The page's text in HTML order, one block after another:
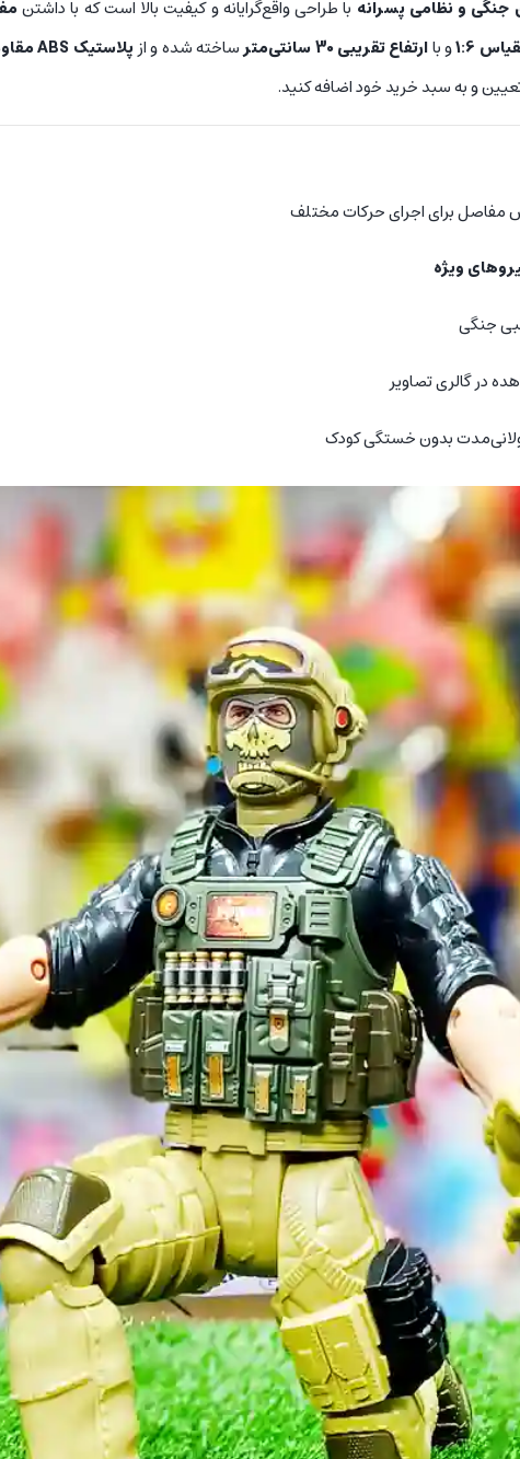
جنگی و نظامی پسرانه با طراحی واقع‌گرایانه و کیفیت بالا است که با داشتن
1:6 و باارتفاع تقریبی 30 سانتی‌متر ساخته شده و ازپلاستیک ABS مقاوم
و به سبد خرید خود اضافه کنید.
مفاصل برای اجرای حرکات مختلف
ویژه
جنگی
در گالری تصاویر